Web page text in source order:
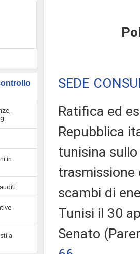
in
a
SEDE
Ratifica ed
Repubblica
tunisina
trasmissione
scambi di
Tunisi il 30
Senato